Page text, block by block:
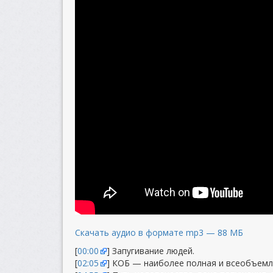
Скачать аудио в формате mp3 — 88 МБ
[00:00
] Запугивание людей.
[02:05
] КОБ — наиболее полная и